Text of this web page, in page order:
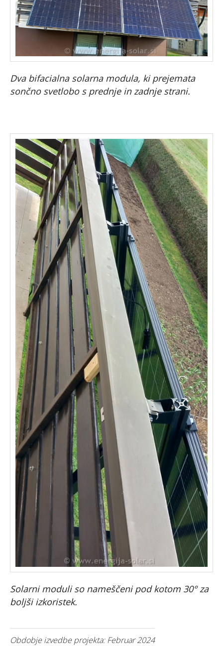
Dva bifacialna solarna modula, ki prejemata
sončno svetlobo s prednje in zadnje strani.
Solarni moduli so nameščeni pod kotom 30° za
boljši izkoristek.
Obdobje izvedbe projekta: Februar 2024